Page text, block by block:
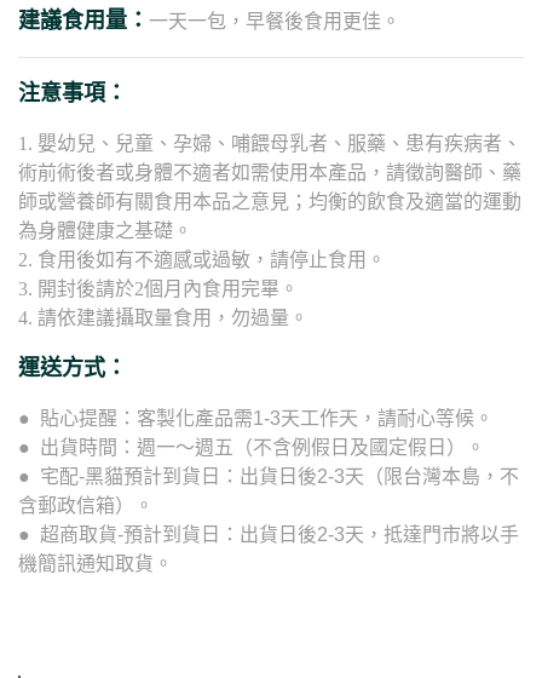
建議食用量： 一天一包，早餐後食用更佳。
注意事項：
1. 嬰幼兒、兒童、孕婦、哺餵母乳者、服藥、患有疾病者、
術前術後者或身體不適者如需使用本產品，請徵詢醫師、藥
師或營養師有關食用本品之意見；均衡的飲食及適當的運動
為身體健康之基礎。
2. 食用後如有不適感或過敏，請停止食用。
3. 開封後請於2個月內食用完畢。
4. 請依建議攝取量食用，勿過量。
運送方式：
● 貼心提醒：客製化產品需1-3天工作天，請耐心等候。
● 出貨時間：週一～週五（不含例假日及國定假日）。
● 宅配-黑貓預計到貨日：出貨日後2-3天（限台灣本島，不
含郵政信箱）。
● 超商取貨-預計到貨日：出貨日後2-3天，抵達門市將以手
機簡訊通知取貨。